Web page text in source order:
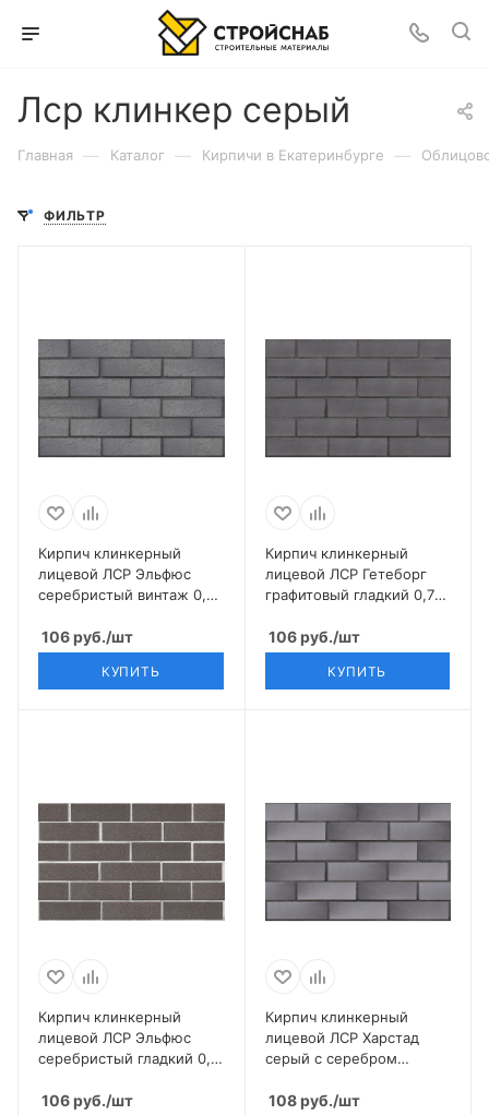
Лср клинкер серый
Главная — Каталог — Кирпичи в Екатеринбурге —
ФИЛЬТР
Кирпич клинкерный
лицевой ЛСР Эльфюс
серебристый винтаж 0,7
106руб./шт
КУПИТЬ
Кирпич клинкерный
лицевой ЛСР Гетеборг
графитовый гладкий 0,7
106руб./шт
КУПИТЬ
Кирпич клинкерный
лицевой ЛСР Эльфюс
серебристый гладкий 0,7
106руб./шт
Кирпич клинкерный
лицевой ЛСР Харстад
серый с серебром
108руб./шт